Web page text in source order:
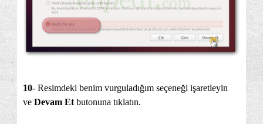
10- Resimdeki benim vurguladığım seçeneği işaretleyin
ve Devam Et butonuna tıklatın.